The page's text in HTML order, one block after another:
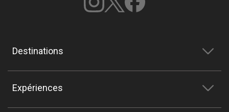
Destinations
Expériences